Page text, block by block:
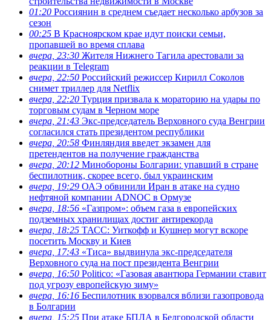
01:20 Россиянин в среднем съедает несколько арбузов за
сезон
00:25 В Красноярском крае идут поиски семьи,
пропавшей во время сплава
вчера, 23:30 Жителя Нижнего Тагила арестовали за
реакции в Теlegram
вчера, 22:50 Российский режиссер Кирилл Соколов
снимет триллер для Netflix
вчера, 22:20 Турция призвала к мораторию на удары по
торговым судам в Черном море
вчера, 21:43 Экс-председатель Верховного суда Венгрии
согласился стать президентом республики
вчера, 20:58 Финляндия введет экзамен для
претендентов на получение гражданства
вчера, 20:12 Минобороны Болгарии: упавший в стране
беспилотник, скорее всего, был украинским
вчера, 19:29 ОАЭ обвинили Иран в атаке на судно
нефтяной компании ADNOC в Ормузе
вчера, 18:56 «Газпром»: объем газа в европейских
подземных хранилищах достиг антирекорда
вчера, 18:25 ТАСС: Уиткофф и Кушнер могут вскоре
посетить Москву и Киев
вчера, 17:43 «Тиса» выдвинула экс-председателя
Верховного суда на пост президента Венгрии
вчера, 16:50 Politico: «Газовая авантюра Германии ставит
под угрозу европейскую зиму»
вчера, 16:16 Беспилотник взорвался вблизи газопровода
в Болгарии
вчера, 15:25 При атаке БПЛА в Белгородской области